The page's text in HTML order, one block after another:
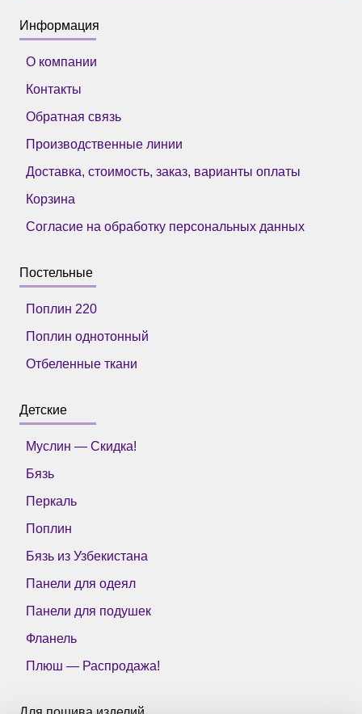
Информация
О компании
Контакты
Обратная связь
Производственные линии
Доставка, стоимость, заказ, варианты оплаты
Корзина
Согласие на обработку персональных данных
Постельные
Поплин 220
Поплин однотонный
Отбеленные ткани
Детские
Муслин — Скидка!
Бязь
Перкаль
Поплин
Бязь из Узбекистана
Панели для одеял
Панели для подушек
Фланель
Плюш — Распродажа!